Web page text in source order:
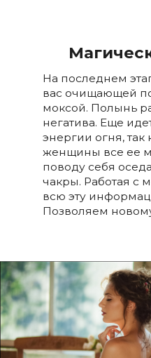
На последнем
вас очищающей
моксой. Полынь
негатива. Еще
энергии огня, так
женщины все ее
поводу себя
чакры. Работая с
всю эту
Позволяем